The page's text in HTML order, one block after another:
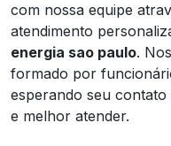
com nossa equipe
atendimento
energia sao paulo.
formado por
esperando seu
e melhor atender.